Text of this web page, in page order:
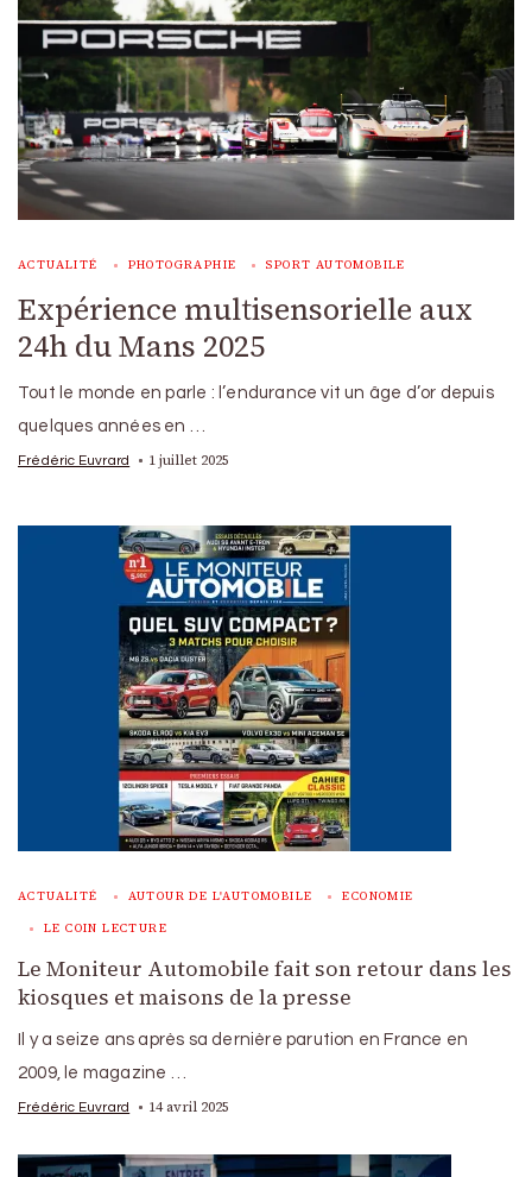
ACTUALITÉ PHOTOGRAPHIE SPORT AUTOMOBILE
Expérience multisensorielle aux
24h du Mans 2025
Tout le monde en parle : l’endurance vit un âge d’or depuis
quelques années en …
Frédéric Euvrard 1 juillet 2025
ACTUALITÉ AUTOUR DE L'AUTOMOBILE ECONOMIE
LE COIN LECTURE
Le Moniteur Automobile fait son retour dans les
kiosques et maisons de la presse
Il y a seize ans après sa dernière parution en France en
2009, le magazine …
Frédéric Euvrard 14 avril 2025